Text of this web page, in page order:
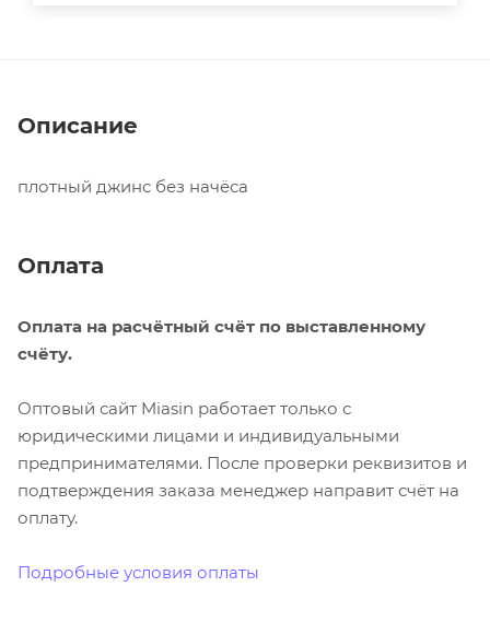
Описание
плотный джинс без начёса
Оплата
Оплата на расчётный счёт по выставленному
счёту.
Оптовый сайт Miasin работает только с
юридическими лицами и индивидуальными
предпринимателями. После проверки реквизитов и
подтверждения заказа менеджер направит счёт на
оплату.
Подробные условия оплаты